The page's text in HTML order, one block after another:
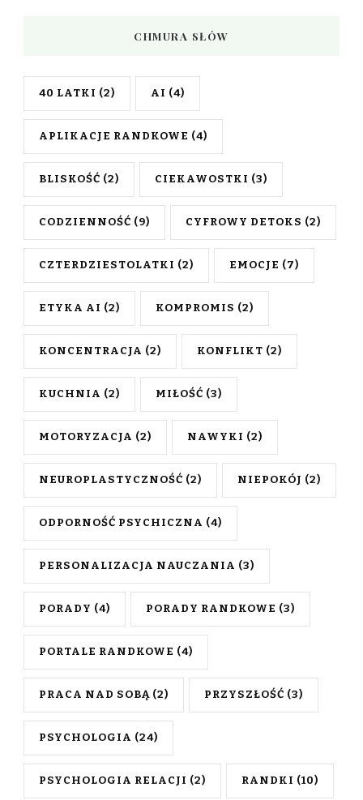
CHMURA SŁÓW
40 LATKI (2) AI (4)
APLIKACJE RANDKOWE (4)
BLISKOŚĆ (2) CIEKAWOSTKI (3)
CODZIENNOŚĆ (9) CYFROWY DETOKS (2)
CZTERDZIESTOLATKI (2) EMOCJE (7)
ETYKA AI (2) KOMPROMIS (2)
KONCENTRACJA (2) KONFLIKT (2)
KUCHNIA (2) MIŁOŚĆ (3)
MOTORYZACJA (2) NAWYKI (2)
NEUROPLASTYCZNOŚĆ (2) NIEPOKÓJ (2)
ODPORNOŚĆ PSYCHICZNA (4)
PERSONALIZACJA NAUCZANIA (3)
PORADY (4) PORADY RANDKOWE (3)
PORTALE RANDKOWE (4)
PRACA NAD SOBĄ (2) PRZYSZŁOŚĆ (3)
PSYCHOLOGIA (24)
PSYCHOLOGIA RELACJI (2) RANDKI (10)